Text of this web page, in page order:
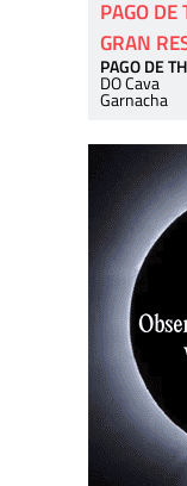
PAGO DE
GRAN
PAGO DE
DO Cava
Garnacha